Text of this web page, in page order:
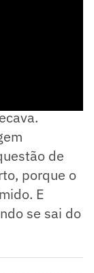
de
porque o
E
se sai do